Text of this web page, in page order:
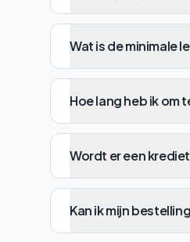
Wat is de minimale
Hoe lang heb ik om
Wordt er een
Kan ik mijn